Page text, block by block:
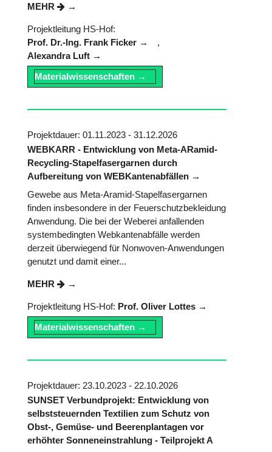
MEHR
Projektleitung HS-Hof:
Prof. Dr.-Ing. Frank Ficker
,
Alexandra Luft
Materialwissenschaften
Projektdauer: 01.11.2023 - 31.12.2026
WEBKARR - Entwicklung von Meta-ARamid-
Recycling-Stapelfasergarnen durch
Aufbereitung von WEBKantenabfällen
Gewebe aus Meta-Aramid-Stapelfasergarnen
finden insbesondere in der Feuerschutzbekleidung
Anwendung. Die bei der Weberei anfallenden
systembedingten Webkantenabfälle werden
derzeit überwiegend für Nonwoven-Anwendungen
genutzt und damit einer...
MEHR
Projektleitung HS-Hof: Prof. Oliver Lottes
Materialwissenschaften
Projektdauer: 23.10.2023 - 22.10.2026
SUNSET Verbundprojekt: Entwicklung von
selbststeuernden Textilien zum Schutz von
Obst-, Gemüse- und Beerenplantagen vor
erhöhter Sonneneinstrahlung - Teilprojekt A